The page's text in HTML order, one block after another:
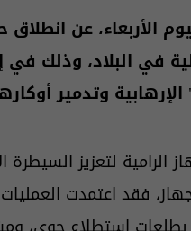
الأربعاء، عن
البلاد، وذلك في
وتدمير
لتعزيز
فقد اعتمدت